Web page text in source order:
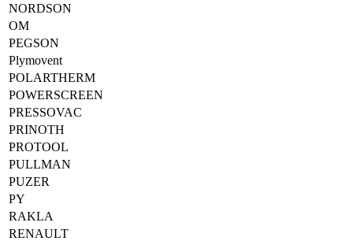
NORDSON
OM
PEGSON
Plymovent
POLARTHERM
POWERSCREEN
PRESSOVAC
PRINOTH
PROTOOL
PULLMAN
PUZER
PY
RAKLA
RENAULT